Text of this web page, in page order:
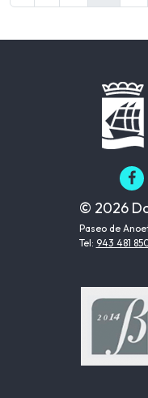
© 2026
Paseo de
Tel: 943 481